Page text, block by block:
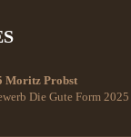
Moritz Probst
Die Gute Form 2025